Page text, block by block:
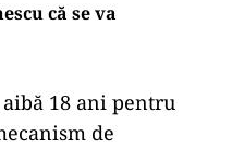
că se va
18 ani pentru
de